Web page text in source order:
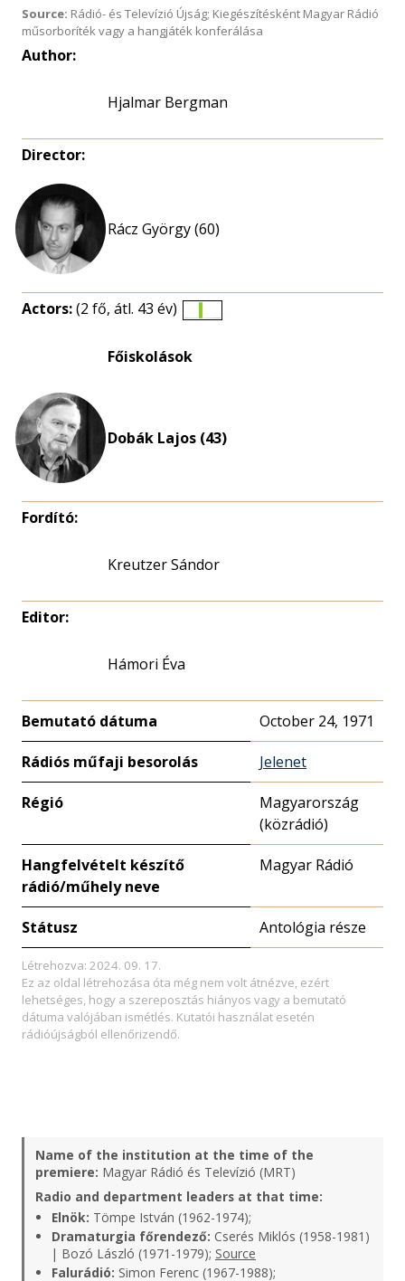
Source: Rádió- és Televízió Újság; Kiegészítésként Magyar Rádió
műsorboríték vagy a hangjáték konferálása
Author:
Hjalmar Bergman
Director:
Rácz György (60)
Actors:(2 fő, átl. 43 év)
Főiskolások
Dobák Lajos (43)
Fordító:
Kreutzer Sándor
Editor:
Hámori Éva
Bemutató dátuma October 24, 1971
Rádiós műfaji besorolás Jelenet
Régió
Magyarország
(közrádió)
Hangfelvételt készítő
rádió/műhely neve
Magyar Rádió
Státusz Antológia része
Létrehozva: 2024. 09. 17.
Ez az oldal létrehozása óta még nem volt átnézve, ezért
lehetséges, hogy a szereposztás hiányos vagy a bemutató
dátuma valójában ismétlés. Kutatói használat esetén
rádióújságból ellenőrizendő.
Name of the institution at the time of the
premiere: Magyar Rádió és Televízió (MRT)
Radio and department leaders at that time:
Elnök: Tömpe István (1962-1974);
Dramaturgia főrendező: Cserés Miklós (1958-1981)
| Bozó László (1971-1979); Source
Falurádió: Simon Ferenc (1967-1988);